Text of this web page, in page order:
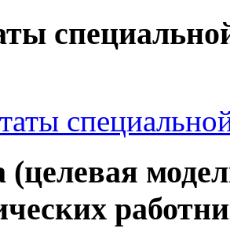
(целевая